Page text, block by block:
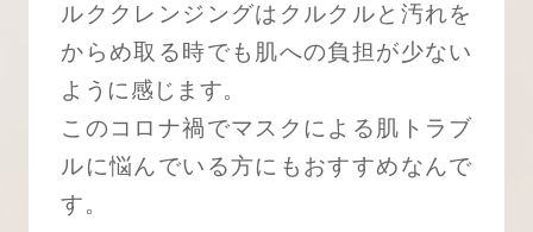
ルククレンジングはクルクルと汚れを
からめ取る時でも肌への負担が少ない
ように感じます。
このコロナ禍でマスクによる肌トラブ
ルに悩んでいる方にもおすすめなんで
す。